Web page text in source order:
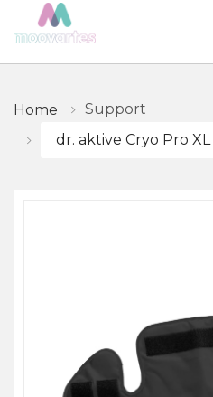
Skip to main content
Home
Support
dr. aktive Cryo Pro